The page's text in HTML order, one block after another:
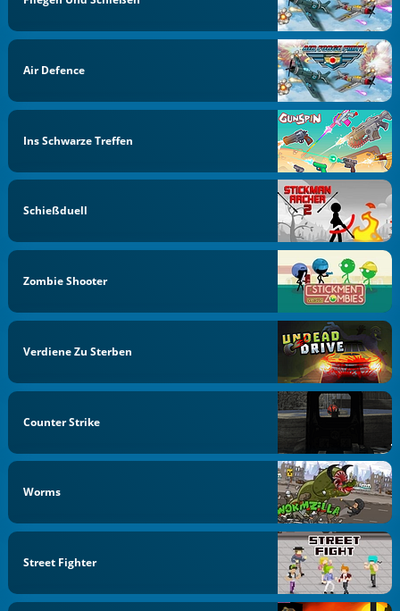
Air Defence
Ins Schwarze Treffen
Schießduell
Zombie Shooter
Verdiene Zu Sterben
Counter Strike
Worms
Street Fighter